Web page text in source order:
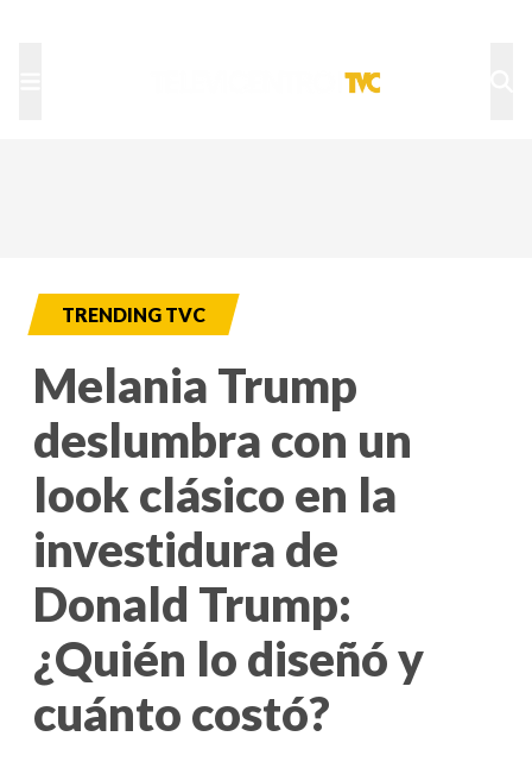
TRENDING TVC
Melania Trump
deslumbra con un
look clásico en la
investidura de
Donald Trump:
¿Quién lo diseñó y
cuánto costó?